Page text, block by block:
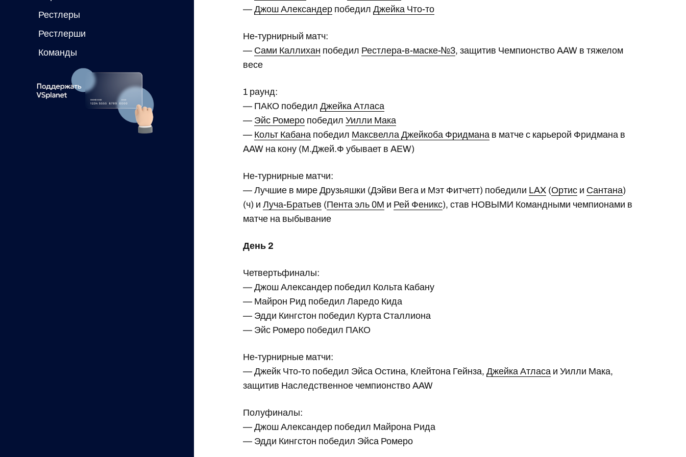
Рестлеры
Рестлерши
Команды
—Джош Александер победилДжейка Что-то
Не-турнирный матч:
— Сами Каллихан победил Рестлера-в-маске-№3, защитив Чемпионство AAW в тяжелом
весе
1 раунд:
— ПАКО победилДжейка Атласа
— Эйс Ромеро победилУилли Мака
— Кольт Кабана победил Максвелла Джейкоба Фридмана в матче с карьерой Фридмана в
AAW на кону (М.Джей.Ф убывает в AEW)
Не-турнирные матчи:
— Лучшие в мире Друзьяшки (Дэйви Вега и Мэт Фитчетт) победили LAX (Ортис и Сантана)
(ч) иЛуча-Братьев (Пента эль 0М и Рей Феникс), став НОВЫМИ Командными чемпионами в
матче на выбывание
День 2
Четвертьфиналы:
— Джош Александер победил Кольта Кабану
— Майрон Рид победил Ларедо Кида
— Эдди Кингстон победил Курта Сталлиона
— Эйс Ромеро победил ПАКО
Не-турнирные матчи:
— Джейк Что-то победил Эйса Остина, Клейтона Гейнза,Джейка Атласа и Уилли Мака,
защитив Наследственное чемпионство AAW
Полуфиналы:
— Джош Александер победил Майрона Рида
— Эдди Кингстон победил Эйса Ромеро